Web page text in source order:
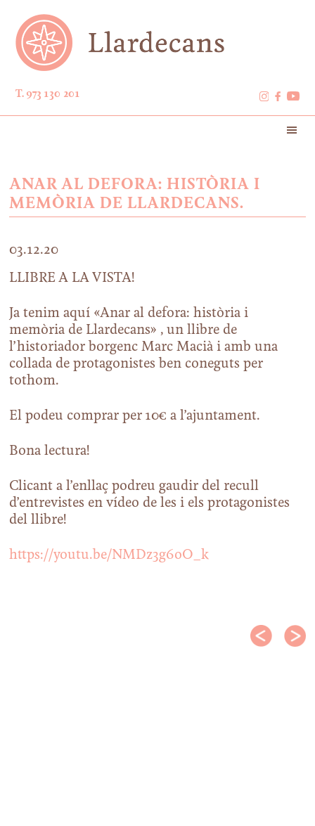
T. 973 130 201
ANAR AL DEFORA: HISTÒRIA I
MEMÒRIA DE LLARDECANS.
03.12.20
LLIBRE A LA VISTA!
Ja tenim aquí «Anar al defora: història i
memòria de Llardecans» , un llibre de
l’historiador borgenc Marc Macià i amb una
collada de protagonistes ben coneguts per
tothom.
El podeu comprar per 10€ a l’ajuntament.
Bona lectura!
Clicant a l’enllaç podreu gaudir del recull
d’entrevistes en vídeo de les i els protagonistes
del llibre!
https://youtu.be/NMDz3g6oO_k